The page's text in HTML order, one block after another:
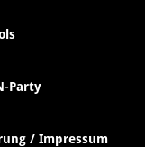
Party
/ Impressum